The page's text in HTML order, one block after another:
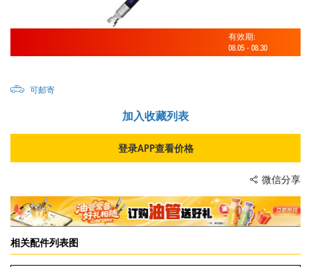
有效期:
08.05 - 08.30
可邮寄
加入收藏列表
登录APP查看价格
微信分享
相关配件列表图